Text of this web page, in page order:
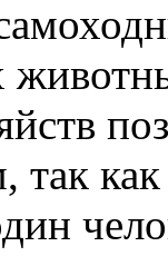
так